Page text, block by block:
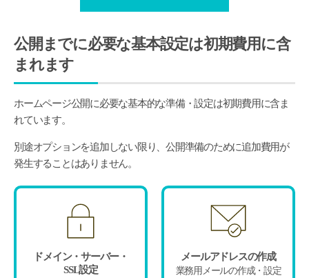
公開までに必要な基本設定は初期費用に含
まれます
ホームページ公開に必要な基本的な準備・設定は初期費用に含ま
れています。
別途オプションを追加しない限り、公開準備のために追加費用が
発生することはありません。
ドメイン・サーバー・
SSL設定
メールアドレスの作成
業務用メールの作成・設定